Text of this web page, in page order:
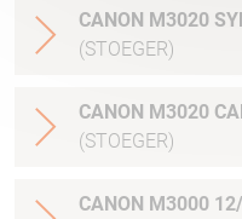
CANON M3020
(STOEGER)
CANON M3020
(STOEGER)
CANON M3000